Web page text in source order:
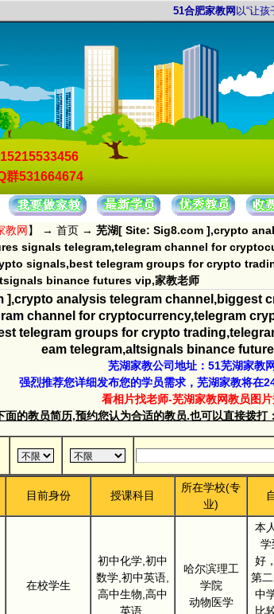
51合肥家教网以“让孩子自
15215533456
群531664674
教网】 → 首页 → 芜湖[ Site: Sig8.com ],crypto
signals telegram,telegram channel for
signals,best telegram groups for crypto
binance futures vip,家教老师
],crypto analysis telegram channel,biggest
channel for cryptocurrency,telegram
telegram groups for crypto
eam telegram,altsignals binance
芜湖家教公司地址：51芜湖家教网
强烈推荐您详细发布您的学员需求，芜湖家教将在
看相片找老师-芜湖家教网教员图
面的教员简历,预约您认为合适的教员.也可以直接拨
目前身份 授课科目
所在学校(专
业)
在校学生
初中化学,初中
数学,初中英语,
高中生物,高中
英语,
哈尔滨理工
学院
动物医学
本
学
好
第
中
比